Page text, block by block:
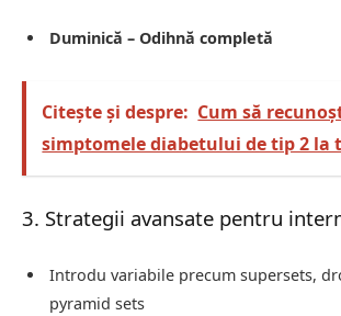
Duminică – Odihnă completă
Citește și despre: Cum să
simptomele diabetului de tip 2 la
3. Strategii avansate pentru
Introdu variabile precum supersets,
pyramid sets